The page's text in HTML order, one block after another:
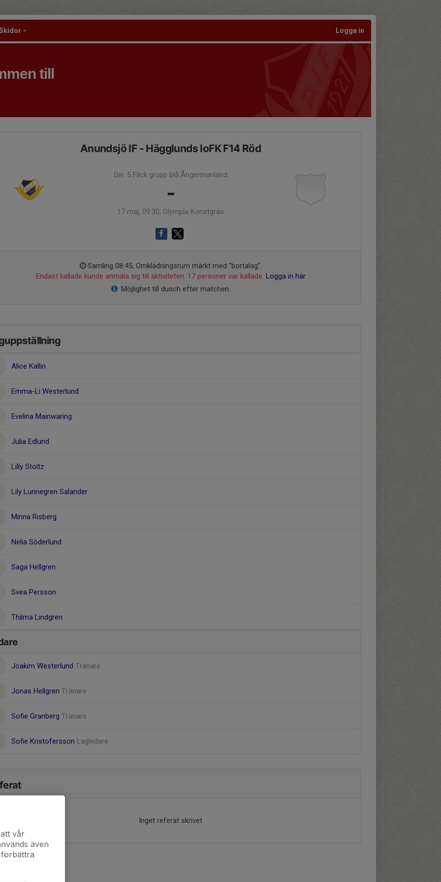
Logga in
till
Anundsjö IF - Hägglunds IoFK F14 Röd
Div. 5 Flick grupp blå Ångermanland
-
17 maj, 09:30, Olympia Konstgräs
Samling 08:45, Omklädningsrum märkt med "bortalag".
Endast kallade kunde anmäla sig till aktiviteten. 17 personer var kallade. Logga in här
Möjlighet till dusch efter matchen.
Alice Kallin
Emma-Li Westerlund
Evelina Mainwaring
Julia Edlund
Lilly Stoltz
Lily Lunnegren Salander
Minna Risberg
Nelia Söderlund
Saga Hellgren
Svea Persson
Thilma Lindgren
Joakim Westerlund Tränare
Jonas Hellgren Tränare
Sofie Granberg Tränare
Sofie Kristofersson Lagledare
Inget referat skrivet
vår
även